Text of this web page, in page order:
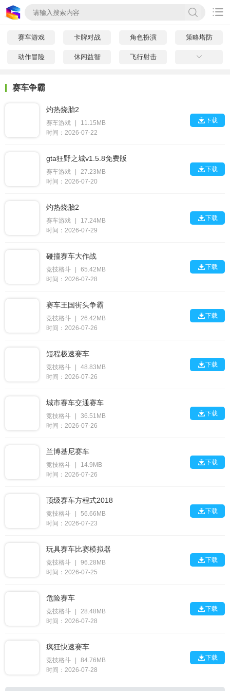

赛车游戏 卡牌对战 角色扮演 策略塔防
动作冒险 休闲益智 飞行射击 
赛车争霸
灼热烧胎2
赛车游戏
11.15MB
时间：2026-07-22
下载
gta狂野之城v1.5.8免费版
赛车游戏
27.23MB
时间：2026-07-20
下载
灼热烧胎2
赛车游戏
17.24MB
时间：2026-07-29
下载
碰撞赛车大作战
竞技格斗
65.42MB
时间：2026-07-28
下载
赛车王国街头争霸
竞技格斗
26.42MB
时间：2026-07-26
下载
短程极速赛车
竞技格斗
48.83MB
时间：2026-07-26
下载
城市赛车交通赛车
竞技格斗
36.51MB
时间：2026-07-26
下载
兰博基尼赛车
竞技格斗
14.9MB
时间：2026-07-26
下载
顶级赛车方程式2018
竞技格斗
56.66MB
时间：2026-07-23
下载
玩具赛车比赛模拟器
竞技格斗
96.28MB
时间：2026-07-25
下载
危险赛车
竞技格斗
28.48MB
时间：2026-07-28
下载
疯狂快速赛车
竞技格斗
84.76MB
时间：2026-07-28
下载